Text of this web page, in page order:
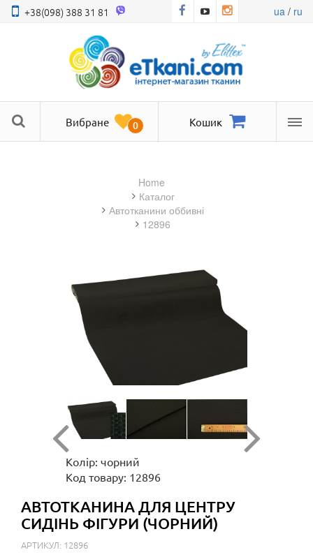
+38(098) 388 31 81 ua/ ru
Вибране 0 Кошик
Home
Каталог
автотканини оббивні
12896
Колір: чорний
Код товару: 12896
АВТОТКАНИНА ДЛЯ ЦЕНТРУ
СИДІНЬ ФІГУРИ (ЧОРНИЙ)
АРТИКУЛ: 12896